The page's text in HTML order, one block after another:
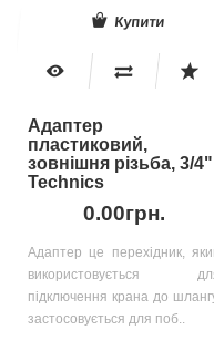
Купити
Адаптер
пластиковий,
зовнішня різьба, 3/4"
Technics
0.00грн.
Адаптер це перехідник,
використовується
підключення крана до
застосовується для поб..